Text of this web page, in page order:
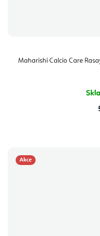
Maharishi Calcio Care
Akce